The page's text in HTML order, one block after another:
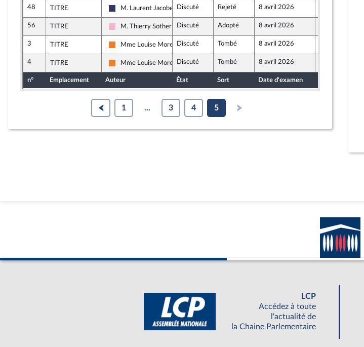
48 TITRE
Rassemblement National
M. Laurent JacobelliDiscuté Rejeté 8 avril 2026
56 TITRE
Socialistes et apparentés
M. Thierry Sother Discuté Adopté 8 avril 2026
3 TITRE
Les Démocrates
Mme Louise Morel Discuté Tombé 8 avril 2026
4 TITRE
Les Démocrates
Mme Louise Morel Discuté Tombé 8 avril 2026
n° Emplacement Auteur État Sort Date d'examen
1 ... 3 4 5
LCP
Accédez à toute
l'actualité de
la Chaine Parlementaire